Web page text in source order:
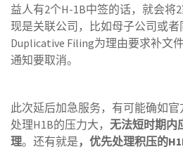
益人有2个H-1B中签的话，就会将
现是关联公司，比如母子公司或
Duplicative Filing为理由要求补文
通知要取消。
此次延后加急服务，有可能确如
处理H1B的压力大， 无法短时期内
理。还有就是，优先处理积压的